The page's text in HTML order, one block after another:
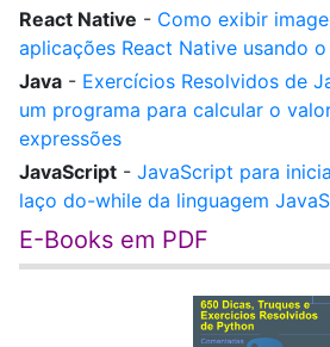
React Native - Como exibir
aplicações React Native usando
Java - Exercícios Resolvidos de
um programa para calcular o
expressões
JavaScript - JavaScript para
laço do-while da linguagem
E-Books em PDF